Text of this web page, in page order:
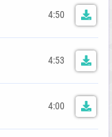
4:50
4:53
4:00